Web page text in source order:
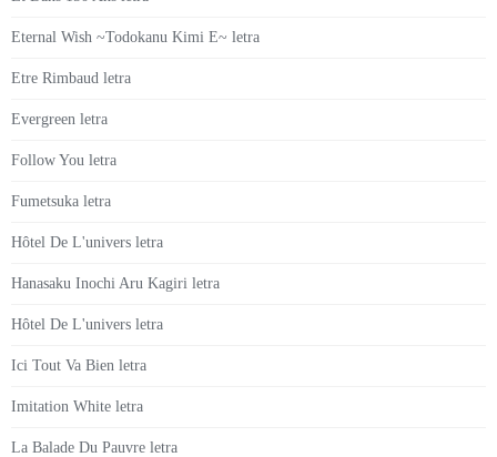
Eternal Wish ~Todokanu Kimi E~ letra
Etre Rimbaud letra
Evergreen letra
Follow You letra
Fumetsuka letra
Hôtel De L'univers letra
Hanasaku Inochi Aru Kagiri letra
Hôtel De L'univers letra
Ici Tout Va Bien letra
Imitation White letra
La Balade Du Pauvre letra